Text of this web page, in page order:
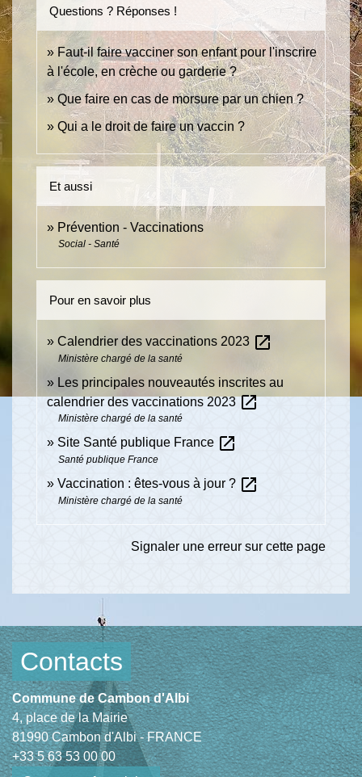
Questions ? Réponses !
Faut-il faire vacciner son enfant pour l'inscrire
à l'école, en crèche ou garderie ?
Que faire en cas de morsure par un chien ?
Qui a le droit de faire un vaccin ?
Et aussi
Prévention - Vaccinations
Social - Santé
Pour en savoir plus
Calendrier des vaccinations 2023 open_in_new
Ministère chargé de la santé
Les principales nouveautés inscrites au
calendrier des vaccinations 2023 open_in_new
Ministère chargé de la santé
Site Santé publique France open_in_new
Santé publique France
Vaccination : êtes-vous à jour ? open_in_new
Ministère chargé de la santé
Signaler une erreur sur cette page
Contacts
Commune de Cambon d'Albi
4, place de la Mairie
81990 Cambon d'Albi - FRANCE
+33 5 63 53 00 00